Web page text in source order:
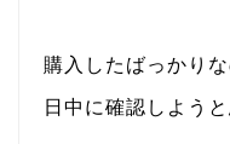
購入したばっかり
日中に確認しよう